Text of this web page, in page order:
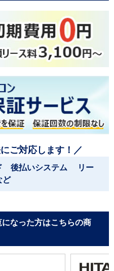
ご対応します！／
後払いシステム リー
になった方はこちらの商